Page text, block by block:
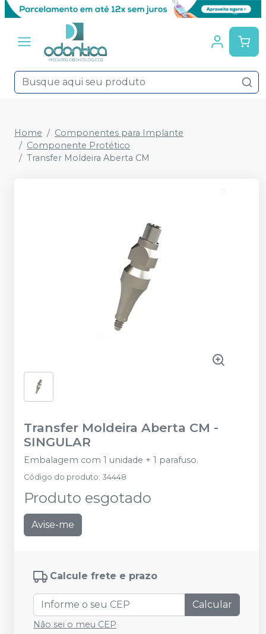
Home
Componentes para Implante
Componente Protético
Transfer Moldeira Aberta CM
Transfer Moldeira Aberta CM -
SINGULAR
Embalagem com 1 unidade + 1 parafuso.
Código do produto: 34448
Produto esgotado
Avise-me
Calcule frete e prazo
Calcular
Não sei o meu CEP